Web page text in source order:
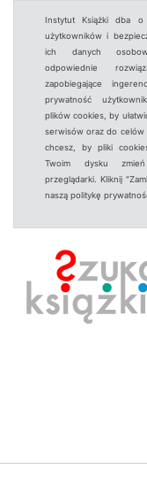
Instytut Książki dba o
użytkowników i
ich danych
odpowiednie
zapobiegające
prywatność
plików cookies, by
serwisów oraz do celów
chcesz, by pliki
Twoim dysku
przeglądarki. Kliknij
naszą politykę